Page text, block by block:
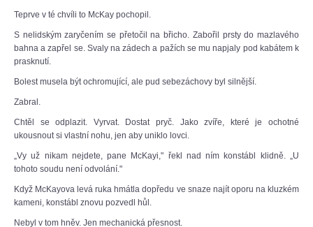
Teprve v té chvíli to McKay pochopil.
S nelidským zaryčením se přetočil na břicho. Zabořil prsty do mazlavého
bahna a zapřel se. Svaly na zádech a pažích se mu napjaly pod kabátem k
prasknutí.
Bolest musela být ochromující, ale pud sebezáchovy byl silnější.
Zabral.
Chtěl se odplazit. Vyrvat. Dostat pryč. Jako zvíře, které je ochotné
ukousnout si vlastní nohu, jen aby uniklo lovci.
„Vy už nikam nejdete, pane McKayi," řekl nad ním konstábl klidně. „U
tohoto soudu není odvolání."
Když McKayova levá ruka hmátla dopředu ve snaze najít oporu na kluzkém
kameni, konstábl znovu pozvedl hůl.
Nebyl v tom hněv. Jen mechanická přesnost.